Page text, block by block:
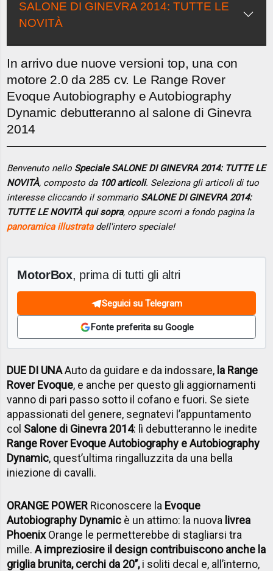
SALONE DI GINEVRA 2014: TUTTE LE
NOVITÀ
In arrivo due nuove versioni top, una con
motore 2.0 da 285 cv. Le Range Rover
Evoque Autobiography e Autobiography
Dynamic debutteranno al salone di Ginevra
2014
Benvenuto nello Speciale SALONE DI GINEVRA 2014: TUTTE LE
NOVITÀ, composto da 100 articoli. Seleziona gli articoli di tuo
interesse cliccando il sommario SALONE DI GINEVRA 2014:
TUTTE LE NOVITÀ qui sopra, oppure scorri a fondo pagina la
panoramica illustratadell'intero speciale!
MotorBox, prima di tutti gli altri
Seguici su Telegram
Fonte preferita su Google
DUE DI UNAAuto da guidare e da indossare, la Range
Rover Evoque, e anche per questo gli aggiornamenti
vanno di pari passo sotto il cofano e fuori. Se siete
appassionati del genere, segnatevi l’appuntamento
col Salone di Ginevra 2014: lì debutteranno le inedite
Range Rover Evoque Autobiography e Autobiography
Dynamic, quest’ultima ringalluzzita da una bella
iniezione di cavalli.
ORANGE POWER Riconoscere la Evoque
Autobiography Dynamic è un attimo: la nuova livrea
PhoenixOrange le permetterebbe di stagliarsi tra
mille.A impreziosire il design contribuiscono anche la
griglia brunita, cerchi da 20’’,i soliti decal e, all’interno,